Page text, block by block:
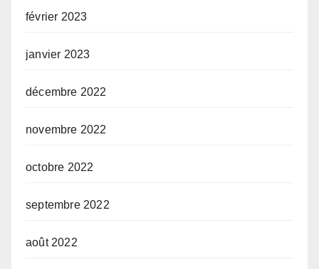
février 2023
janvier 2023
décembre 2022
novembre 2022
octobre 2022
septembre 2022
août 2022